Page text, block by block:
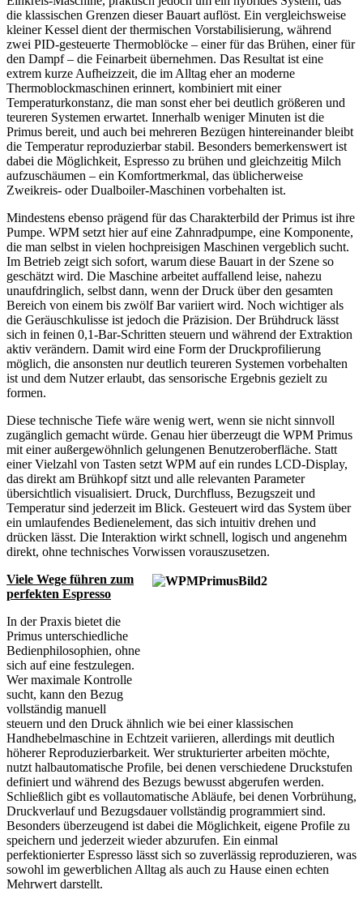
die klassischen Grenzen dieser Bauart auflöst. Ein vergleichsweise
kleiner Kessel dient der thermischen Vorstabilisierung, während
zwei PID-gesteuerte Thermoblöcke – einer für das Brühen, einer für
den Dampf – die Feinarbeit übernehmen. Das Resultat ist eine
extrem kurze Aufheizzeit, die im Alltag eher an moderne
Thermoblockmaschinen erinnert, kombiniert mit einer
Temperaturkonstanz, die man sonst eher bei deutlich größeren und
teureren Systemen erwartet. Innerhalb weniger Minuten ist die
Primus bereit, und auch bei mehreren Bezügen hintereinander bleibt
die Temperatur reproduzierbar stabil. Besonders bemerkenswert ist
dabei die Möglichkeit, Espresso zu brühen und gleichzeitig Milch
aufzuschäumen – ein Komfortmerkmal, das üblicherweise
Zweikreis- oder Dualboiler-Maschinen vorbehalten ist.
Mindestens ebenso prägend für das Charakterbild der Primus ist ihre
Pumpe. WPM setzt hier auf eine Zahnradpumpe, eine Komponente,
die man selbst in vielen hochpreisigen Maschinen vergeblich sucht.
Im Betrieb zeigt sich sofort, warum diese Bauart in der Szene so
geschätzt wird. Die Maschine arbeitet auffallend leise, nahezu
unaufdringlich, selbst dann, wenn der Druck über den gesamten
Bereich von einem bis zwölf Bar variiert wird. Noch wichtiger als
die Geräuschkulisse ist jedoch die Präzision. Der Brühdruck lässt
sich in feinen 0,1-Bar-Schritten steuern und während der Extraktion
aktiv verändern. Damit wird eine Form der Druckprofilierung
möglich, die ansonsten nur deutlich teureren Systemen vorbehalten
ist und dem Nutzer erlaubt, das sensorische Ergebnis gezielt zu
formen.
Diese technische Tiefe wäre wenig wert, wenn sie nicht sinnvoll
zugänglich gemacht würde. Genau hier überzeugt die WPM Primus
mit einer außergewöhnlich gelungenen Benutzeroberfläche. Statt
einer Vielzahl von Tasten setzt WPM auf ein rundes LCD-Display,
das direkt am Brühkopf sitzt und alle relevanten Parameter
übersichtlich visualisiert. Druck, Durchfluss, Bezugszeit und
Temperatur sind jederzeit im Blick. Gesteuert wird das System über
ein umlaufendes Bedienelement, das sich intuitiv drehen und
drücken lässt. Die Interaktion wirkt schnell, logisch und angenehm
direkt, ohne technisches Vorwissen vorauszusetzen.
Viele Wege führen zum
perfekten Espresso
In der Praxis bietet die
Primus unterschiedliche
Bedienphilosophien, ohne
sich auf eine festzulegen.
Wer maximale Kontrolle
sucht, kann den Bezug
vollständig manuell
steuern und den Druck ähnlich wie bei einer klassischen
Handhebelmaschine in Echtzeit variieren, allerdings mit deutlich
höherer Reproduzierbarkeit. Wer strukturierter arbeiten möchte,
nutzt halbautomatische Profile, bei denen verschiedene Druckstufen
definiert und während des Bezugs bewusst abgerufen werden.
Schließlich gibt es vollautomatische Abläufe, bei denen Vorbrühung,
Druckverlauf und Bezugsdauer vollständig programmiert sind.
Besonders überzeugend ist dabei die Möglichkeit, eigene Profile zu
speichern und jederzeit wieder abzurufen. Ein einmal
perfektionierter Espresso lässt sich so zuverlässig reproduzieren, was
sowohl im gewerblichen Alltag als auch zu Hause einen echten
Mehrwert darstellt.